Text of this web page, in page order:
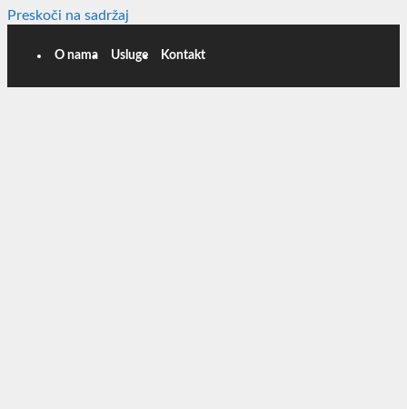
Preskoči na sadržaj
O nama Usluge Kontakt